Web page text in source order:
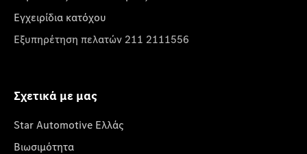
Εγχειρίδια κατόχου
Εξυπηρέτηση πελατών 211 2111556
Σχετικά με μας
Star Automotive Ελλάς
Βιωσιμότητα